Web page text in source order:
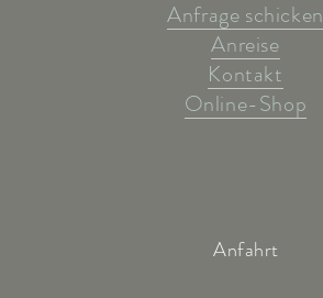
Anfrage schicken
Anreise
Kontakt
Online-Shop
Anfahrt